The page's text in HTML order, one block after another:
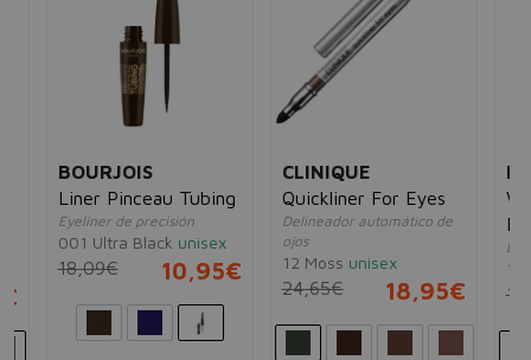
BOURJOIS
Liner Pinceau Tubing
Eyeliner de precisión
001 Ultra Black unisex
18,09€ 10,95€
CLINIQUE
Quickliner For Eyes
Delineador automático de
ojos
12 Moss unisex
24,65€ 18,95€
1